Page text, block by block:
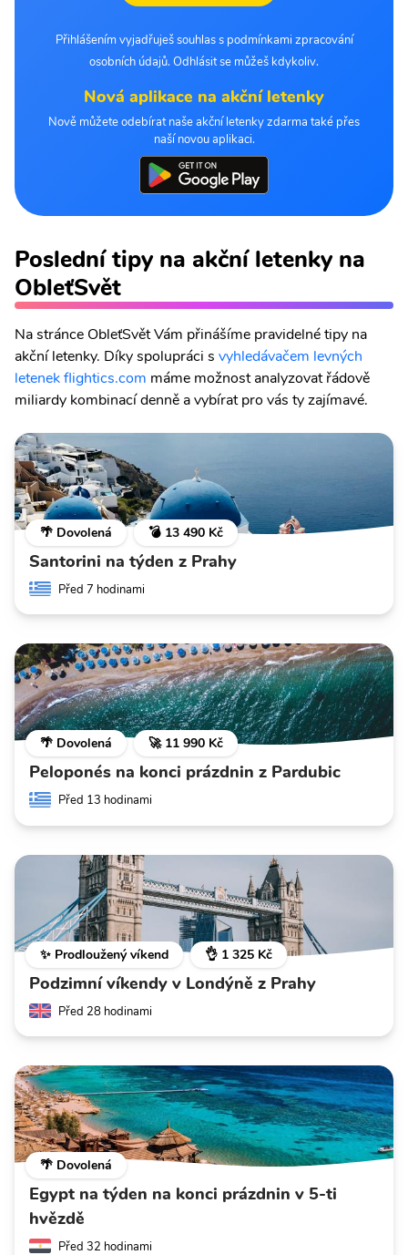
Přihlášením vyjadřuješ souhlas s podmínkami zpracování
osobních údajů. Odhlásit se můžeš kdykoliv.
Nová aplikace na akční letenky
Nově můžete odebírat naše akční letenky zdarma také přes
naší novou aplikaci.
Poslední tipy na akční letenky na
ObleťSvět
Na stránce ObleťSvět Vám přinášíme pravidelné tipy na
akční letenky. Díky spolupráci s vyhledávačem levných
letenek flightics.com máme možnost analyzovat řádově
miliardy kombinací denně a vybírat pro vás ty zajímavé.
🌴 Dovolená 💣 13 490 Kč
Santorini na týden z Prahy
Před 7 hodinami
🌴 Dovolená 🚀 11 990 Kč
Peloponés na konci prázdnin z Pardubic
Před 13 hodinami
✨ Prodloužený víkend 👌 1 325 Kč
Podzimní víkendy v Londýně z Prahy
Před 28 hodinami
🌴 Dovolená
Egypt na týden na konci prázdnin v 5-ti
hvězdě
Před 32 hodinami